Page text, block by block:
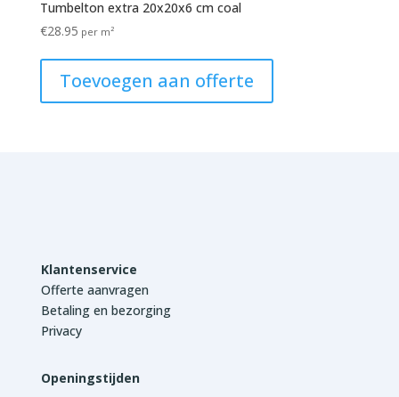
Tumbelton extra 20x20x6 cm coal
€28.95 per m²
Toevoegen aan offerte
Klantenservice
Offerte aanvragen
Betaling en bezorging
Privacy
Openingstijden